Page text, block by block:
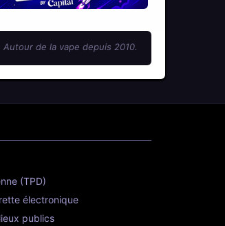
Autour de la vape depuis 2010.
(TPD)
électronique
publics